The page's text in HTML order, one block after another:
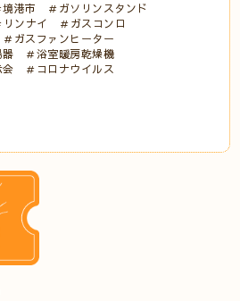
港市 ＃ガソリンスタンド
ンナイ ＃ガスコンロ
ガスファンヒーター
＃浴室暖房乾燥機
＃コロナウイルス